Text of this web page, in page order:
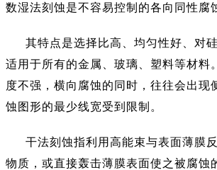
数湿法刻蚀是不容易控制的各向同性腐
其特点是选择比高、均匀性好、对
适用于所有的金属、玻璃、塑料等材料
度不强，横向腐蚀的同时，往往会出现
蚀图形的最少线宽受到限制。
干法刻蚀指利用高能束与表面薄膜
物质，或直接轰击薄膜表面使之被腐蚀